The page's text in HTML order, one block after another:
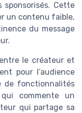
Cette
un contenu faible,
du message
le créateur et
pour l’audience
de fonctionnalités
commente un
qui partage sa